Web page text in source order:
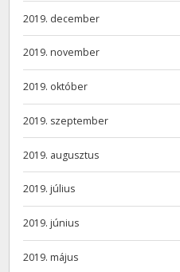
2019. december
2019. november
2019. október
2019. szeptember
2019. augusztus
2019. július
2019. június
2019. május